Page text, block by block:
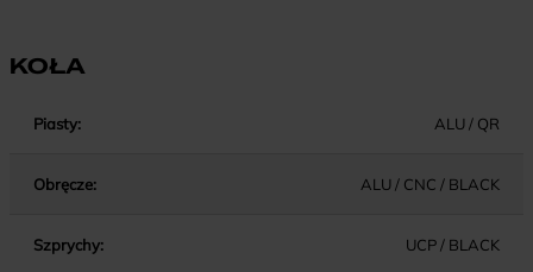
KOŁA
Piasty: ALU / QR
Obręcze: ALU / CNC / BLACK
Szprychy: UCP / BLACK